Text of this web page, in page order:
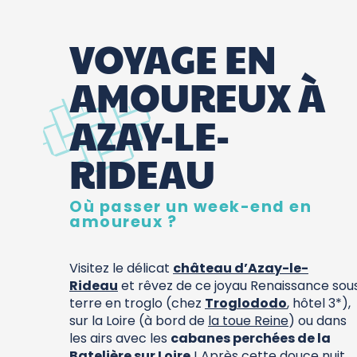
VOYAGE EN
AMOUREUX À
AZAY-LE-
RIDEAU
Où passer un week-end en
amoureux ?
Visitez le délicat château d’Azay-le-
Rideau et rêvez de ce joyau Renaissance
terre en troglo (chez Troglododo, hôtel 3*),
sur la Loire (à bord de la toue Reine) ou dans
les airs avec les cabanes perchées de la